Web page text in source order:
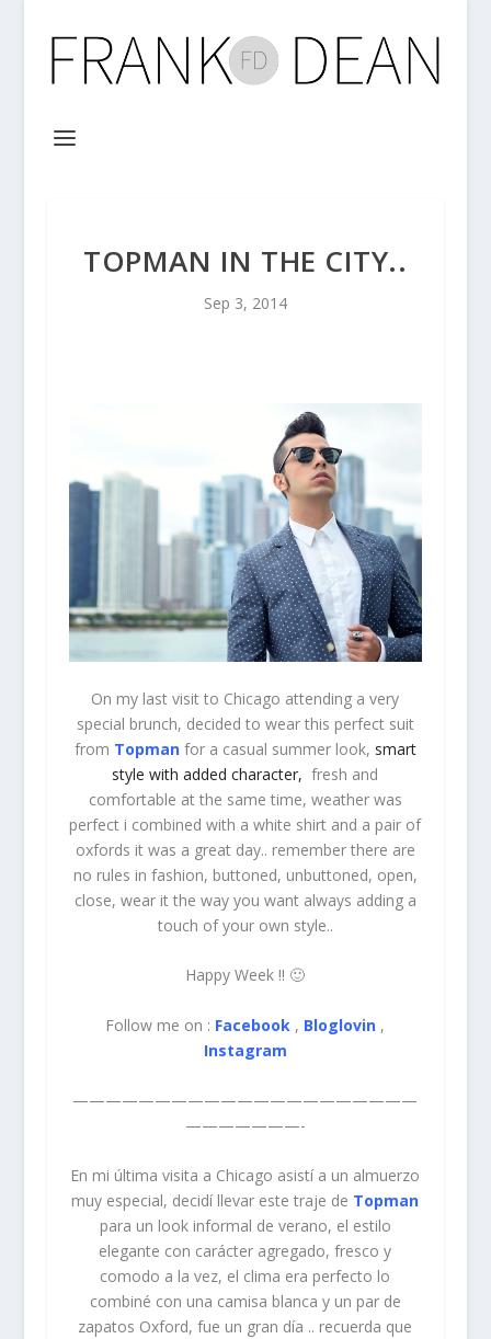
TOPMAN IN THE CITY..
Sep 3, 2014
On my last visit to Chicago attending a very
special brunch, decided to wear this perfect suit
from Topman for a casual summer look, smart
style with added character, fresh and
comfortable at the same time, weather was
perfect i combined with a white shirt and a pair of
oxfords it was a great day.. remember there are
no rules in fashion, buttoned, unbuttoned, open,
close, wear it the way you want always adding a
touch of your own style..
Happy Week !! 🙂
Follow me on : Facebook , Bloglovin ,
Instagram
—————————————————————
———————-
En mi última visita a Chicago asistí a un almuerzo
muy especial, decidí llevar este traje de Topman
para un look informal de verano, el estilo
elegante con carácter agregado, fresco y
comodo a la vez, el clima era perfecto lo
combiné con una camisa blanca y un par de
zapatos Oxford, fue un gran día .. recuerda que